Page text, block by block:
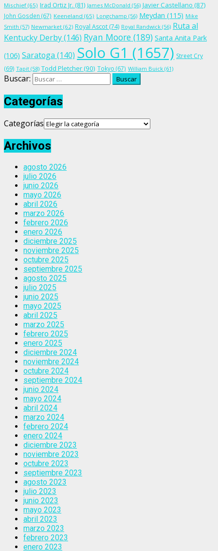
Mischief (65) Irad Ortiz Jr. (81) James McDonald (56) Javier Castellano (87)
John Gosden (67) Keeneland (65) Longchamp (56) Meydan (115) Mike
Smith (57) Newmarket (62) Royal Ascot (74) Royal Randwick (56) Ruta al
Kentucky Derby(146) Ryan Moore (189) Santa Anita Park
(106) Saratoga (140) Solo G1 (1657) Street Cry
(69) Tapit (58) Todd Pletcher(90) Tokyo (67) William Buick (61)
Buscar:
Categorías
Categorías
Archivos
agosto 2026
julio 2026
junio 2026
mayo 2026
abril 2026
marzo 2026
febrero 2026
enero 2026
diciembre 2025
noviembre 2025
octubre 2025
septiembre 2025
agosto 2025
julio 2025
junio 2025
mayo 2025
abril 2025
marzo 2025
febrero 2025
enero 2025
diciembre 2024
noviembre 2024
octubre 2024
septiembre 2024
junio 2024
mayo 2024
abril 2024
marzo 2024
febrero 2024
enero 2024
diciembre 2023
noviembre 2023
octubre 2023
septiembre 2023
agosto 2023
julio 2023
junio 2023
mayo 2023
abril 2023
marzo 2023
febrero 2023
enero 2023